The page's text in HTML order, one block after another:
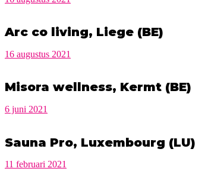
Arc co living, Liege (BE)
16 augustus 2021
Misora wellness, Kermt (BE)
6 juni 2021
Sauna Pro, Luxembourg (LU)
11 februari 2021